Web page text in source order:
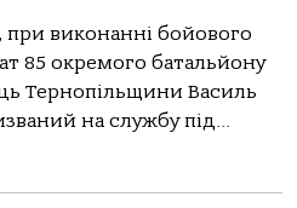
при виконанні бойового
85 окремого батальйону
Тернопільщини Василь
на службу під...